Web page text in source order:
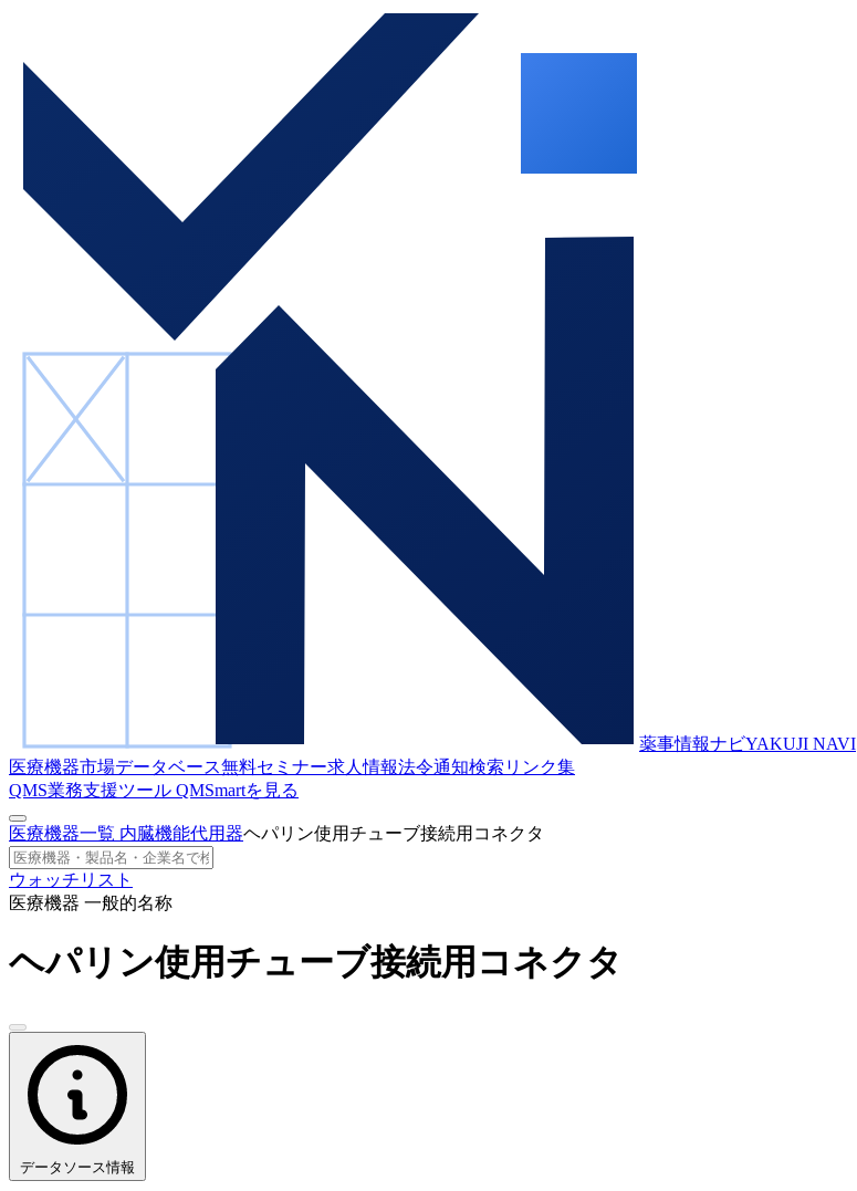
薬事情報ナビYAKUJI NAVI
医療機器市場データベース無料セミナー求人情報法令通知検索 リンク集
QMS業務支援ツール QMSmartを見る
医療機器一覧 内臓機能代用器ヘパリン使用チューブ接続用コネクタ
ウォッチリスト
医療機器 一般的名称
ヘパリン使用チューブ接続用コネクタ
データソース情報